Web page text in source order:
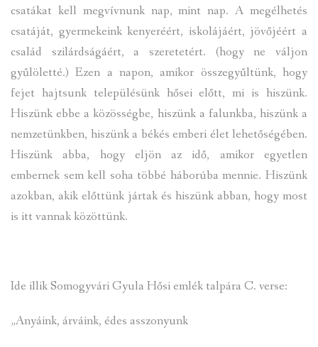
csatákat kell megvívnunk nap, mint nap. A megélhetés
csatáját, gyermekeink kenyeréért, iskolájáért, jövőjéért a
család szilárdságáért, a szeretetért. (hogy ne váljon
gyűlöletté.) Ezen a napon, amikor összegyűltünk, hogy
fejet hajtsunk településünk hősei előtt, mi is hiszünk.
Hiszünk ebbe a közösségbe, hiszünk a falunkba, hiszünk a
nemzetünkben, hiszünk a békés emberi élet lehetőségében.
Hiszünk abba, hogy eljön az idő, amikor egyetlen
embernek sem kell soha többé háborúba mennie. Hiszünk
azokban, akik előttünk jártak és hiszünk abban, hogy most
is itt vannak közöttünk.
Ide illik Somogyvári Gyula Hősi emlék talpára C. verse:
„Anyáink, árváink, édes asszonyunk